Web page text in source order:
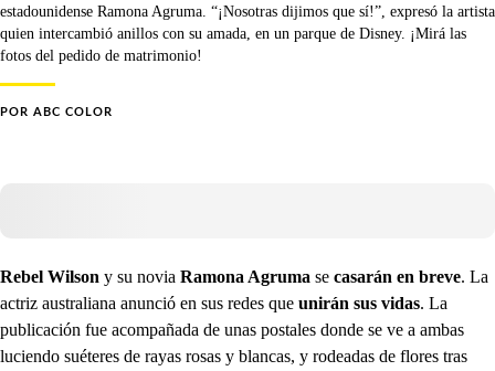
estadounidense Ramona Agruma. “¡Nosotras dijimos que sí!”, expresó la artista
quien intercambió anillos con su amada, en un parque de Disney. ¡Mirá las
fotos del pedido de matrimonio!
POR ABC COLOR
Rebel Wilson y su novia Ramona Agruma se casarán en breve. La
actriz australiana anunció en sus redes que unirán sus vidas. La
publicación fue acompañada de unas postales donde se ve a ambas
luciendo suéteres de rayas rosas y blancas, y rodeadas de flores tras